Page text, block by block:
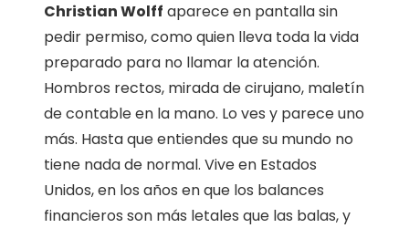
Christian Wolff aparece en pantalla sin
pedir permiso, como quien lleva toda la vida
preparado para no llamar la atención.
Hombros rectos, mirada de cirujano, maletín
de contable en la mano. Lo ves y parece uno
más. Hasta que entiendes que su mundo no
tiene nada de normal. Vive en Estados
Unidos, en los años en que los balances
financieros son más letales que las balas, y